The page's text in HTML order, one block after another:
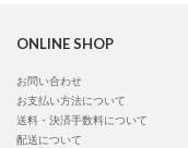
ONLINE SHOP
お問い合わせ
お支払い方法について
送料・決済手数料について
配送について